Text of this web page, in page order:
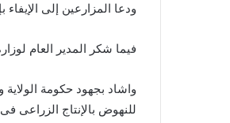
ودعا المزارعين إلى
فيما شكر المدير العام
واشاد بجهود حكومة الولاية
للنهوض بالإنتاج الزراعى